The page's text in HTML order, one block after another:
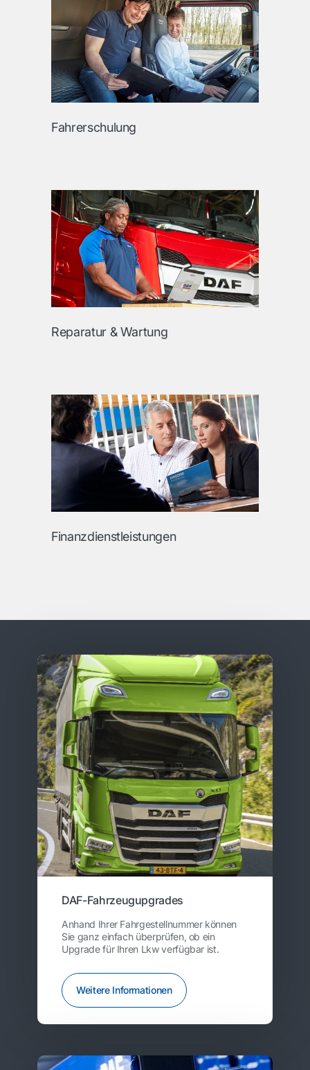
Fahrerschulung
Reparatur & Wartung
Finanzdienstleistungen
DAF-Fahrzeugupgrades
Anhand Ihrer Fahrgestellnummer können
Sie ganz einfach überprüfen, ob ein
Upgrade für Ihren Lkw verfügbar ist.
Weitere Informationen